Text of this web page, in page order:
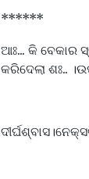
******
ଆଃ... କି ବେକାର
କରିଦେଲା ଶଃ..